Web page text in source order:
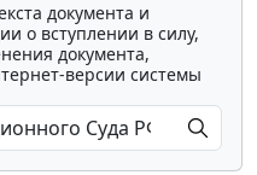
документа и
о вступлении в силу,
документа,
версии системы